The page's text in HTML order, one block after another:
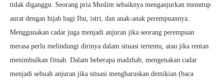
tidak diganggu. Seorang pria Muslim sebaiknya menganjurkan menutup
aurat dengan hijab bagi Ibu, istri, dan anak-anak perempuannya.
Menggunakan cadar juga menjadi anjuran jika seorang perempuan
merasa perlu melindungi dirinya dalam situasi tertentu, atau jika rentan
menimbulkan fitnah. Dalam beberapa madzhab, mengenakan cadar
menjadi sebuah anjuran jika situasi mengharuskan demikian (baca